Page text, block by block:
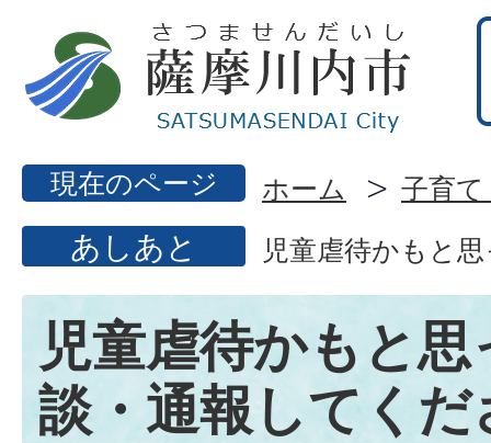
現在のページ ホーム 子育
あしあと 児童虐待かもと
児童虐待かもと
談・通報してくだ